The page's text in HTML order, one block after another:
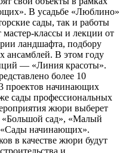
В усадьбе «Люблино»
сады, так и работы
классы и лекции от
ландшафта, подбору
ансамблей. В этом году
— «Линия красоты».
более 10
проектов начинающих
сады профессиональных
жюри выберет
«Большой сад», «Малый
«Сады начинающих».
в качестве жюри будут